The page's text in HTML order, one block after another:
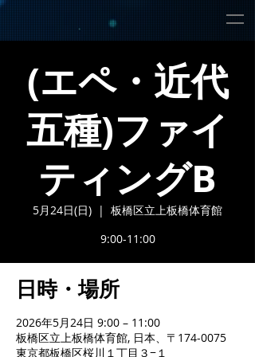
(エペ・近代
五種)ファイ
ティングB
5月24日(日)
  |
板橋区立上板橋体育館
9:00-11:00
日時・場所
2026年5月24日 9:00 – 11:00
板橋区立上板橋体育館, 日本、〒174-0075
東京都板橋区桜川１丁目３−１